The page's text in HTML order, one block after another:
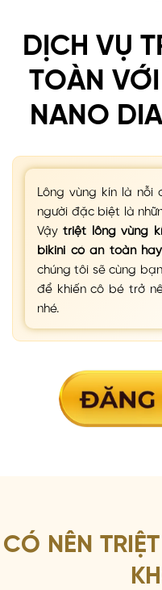
DỊCH VỤ
TOÀN
NANO
Lông vùng kín là nỗi
người đặc biệt là
Vậytriệt lông vùng
bikini có an toàn
chúng tôi sẽ cùng
để khiến cô bé trở
nhé.
CÓ NÊN